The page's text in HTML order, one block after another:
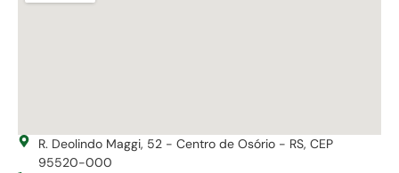
R. Deolindo Maggi, 52 - Centro de Osório - RS, CEP
95520-000